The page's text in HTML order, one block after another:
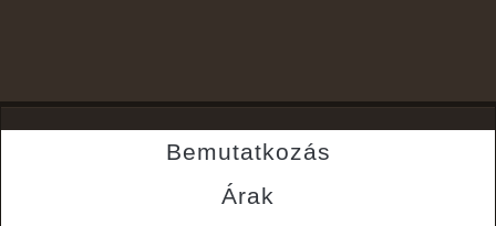
Bemutatkozás
Árak